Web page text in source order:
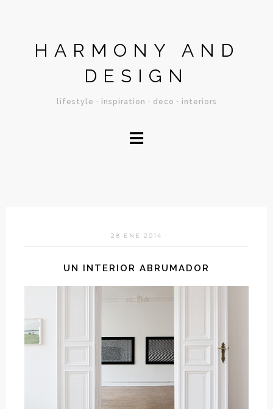
HARMONY AND
DESIGN
lifestyle · inspiration · deco · interiors
≡
28 ENE 2014
UN INTERIOR ABRUMADOR